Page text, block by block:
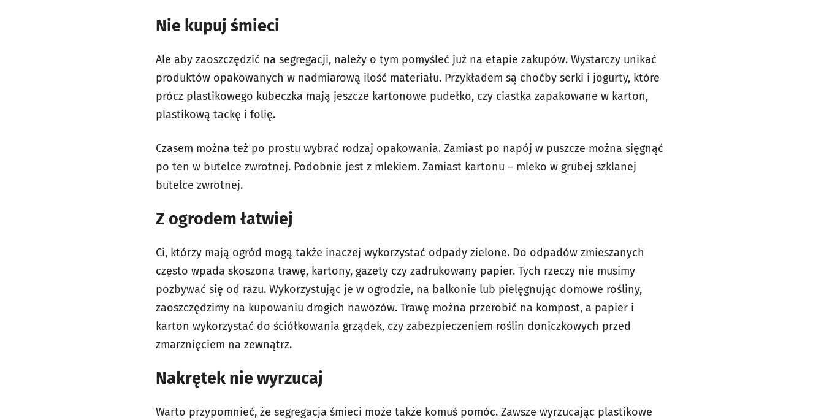
Nie kupuj śmieci
Ale aby zaoszczędzić na segregacji, należy o tym pomyśleć już na etapie zakupów. Wystarczy unikać
produktów opakowanych w nadmiarową ilość materiału. Przykładem są choćby serki i jogurty, które
prócz plastikowego kubeczka mają jeszcze kartonowe pudełko, czy ciastka zapakowane w karton,
plastikową tackę i folię.
Czasem można też po prostu wybrać rodzaj opakowania. Zamiast po napój w puszcze można sięgnąć
po ten w butelce zwrotnej. Podobnie jest z mlekiem. Zamiast kartonu – mleko w grubej szklanej
butelce zwrotnej.
Z ogrodem łatwiej
Ci, którzy mają ogród mogą także inaczej wykorzystać odpady zielone. Do odpadów zmieszanych
często wpada skoszona trawę, kartony, gazety czy zadrukowany papier. Tych rzeczy nie musimy
pozbywać się od razu. Wykorzystując je w ogrodzie, na balkonie lub pielęgnując domowe rośliny,
zaoszczędzimy na kupowaniu drogich nawozów. Trawę można przerobić na kompost, a papier i
karton wykorzystać do ściółkowania grządek, czy zabezpieczeniem roślin doniczkowych przed
zmarznięciem na zewnątrz.
Nakrętek nie wyrzucaj
Warto przypomnieć, że segregacja śmieci może także komuś pomóc. Zawsze wyrzucając plastikowe